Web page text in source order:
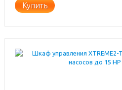
Купить